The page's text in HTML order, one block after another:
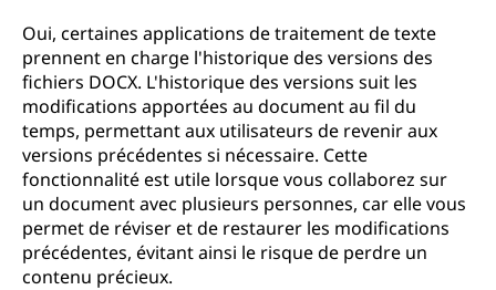
Oui, certaines applications de traitement de texte
prennent en charge l'historique des versions des
fichiers DOCX. L'historique des versions suit les
modifications apportées au document au fil du
temps, permettant aux utilisateurs de revenir aux
versions précédentes si nécessaire. Cette
fonctionnalité est utile lorsque vous collaborez sur
un document avec plusieurs personnes, car elle vous
permet de réviser et de restaurer les modifications
précédentes, évitant ainsi le risque de perdre un
contenu précieux.